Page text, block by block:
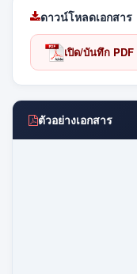
ดาวน์โหลดเอกสาร
เปิด/บันทึก PDF
ตัวอย่างเอกสาร